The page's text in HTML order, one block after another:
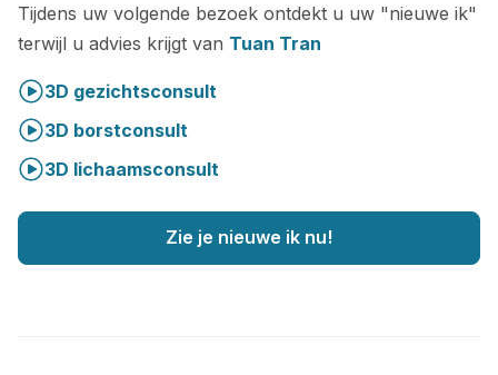
Tijdens uw volgende bezoek ontdekt u uw "nieuwe ik"
terwijl u advies krijgt van Tuan Tran
3D gezichtsconsult
3D borstconsult
3D lichaamsconsult
Zie je nieuwe ik nu!